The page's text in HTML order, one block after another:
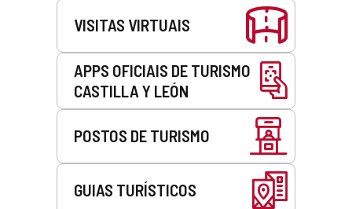
VISITAS VIRTUAIS
APPS OFICIAIS DE TURISMO
CASTILLA Y LEÓN
POSTOS DE TURISMO
GUIAS TURÍSTICOS